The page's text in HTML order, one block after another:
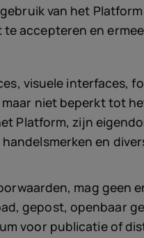
van het
accepteren en
visuele interfaces,
niet beperkt tot
Platform, zijn
en
mag
gepost, openbaar
voor publicatie of